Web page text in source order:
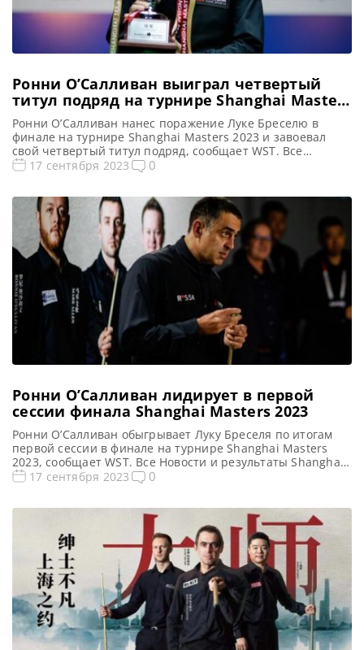
Ронни О’Салливан выиграл четвертый
титул подряд на турнире Shanghai Masters
2023
Ронни О’Салливан нанес поражение Луке Бреселю в
финале на турнире Shanghai Masters 2023 и завоевал
свой четвертый титул подряд, сообщает WST. Все
Новости и результаты Shanghai Masters 2023 Shanghai
Shanghai Masters 2023 Видео Shanghai Masters 2023
Ронни О’Салливан выиграл четвертый подряд титул […]
17 сентября 2023 0
Ронни О’Салливан лидирует в первой
сессии финала Shanghai Masters 2023
Ронни О’Салливан обыгрывает Луку Бреселя по итогам
первой сессии в финале на турнире Shanghai Masters
2023, сообщает WST. Все Новости и результаты Shanghai
Masters 2023 Shanghai Masters 2023. Результаты,
Видео Shanghai Masters 2023 Действующий Чемпион
Ронни О’Салливан в первой сессии финального матча […]
17 сентября 2023 0